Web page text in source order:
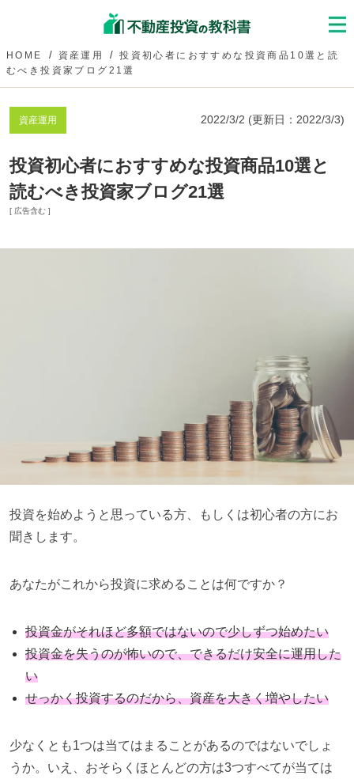
HOME 資産運用
投資初心者におすすめな投資商品10選と読
むべき投資家ブログ21選
資産運用 2022/3/2 (更新日： 2022/3/3)
投資初心者におすすめな投資商品10選と
読むべき投資家ブログ21選
[ 広告含む ]
投資を始めようと思っている方、もしくは初心者の方にお
聞きします。
あなたがこれから投資に求めることは何ですか？
投資金がそれほど多額ではないので少しずつ始めたい
投資金を失うのが怖いので、できるだけ安全に運用した
い
せっかく投資するのだから、資産を大きく増やしたい
少なくとも1つは当てはまることがあるのではないでしょ
うか。いえ、おそらくほとんどの方は3つすべてが当ては